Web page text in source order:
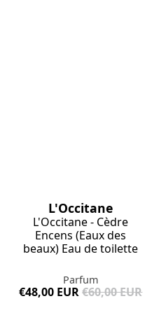
L'Occitane
L'Occitane - Cèdre
Encens (Eaux des
beaux) Eau de toilette
Parfum
€48,00 EUR€60,00 EUR